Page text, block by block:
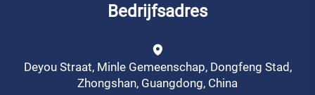
Bedrijfsadres
Deyou Straat, Minle Gemeenschap, Dongfeng Stad,
Zhongshan, Guangdong, China